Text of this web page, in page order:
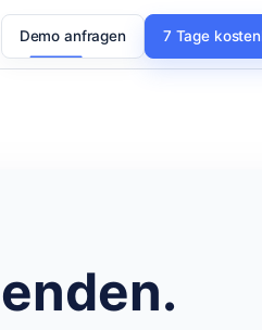
Demo anfragen 7 Tage